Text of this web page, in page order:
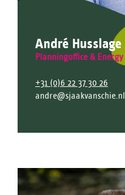
André Husslage
Planningoffice & Energy
+31 (0)6 22 37 30 26
andre@sjaakvanschie.nl